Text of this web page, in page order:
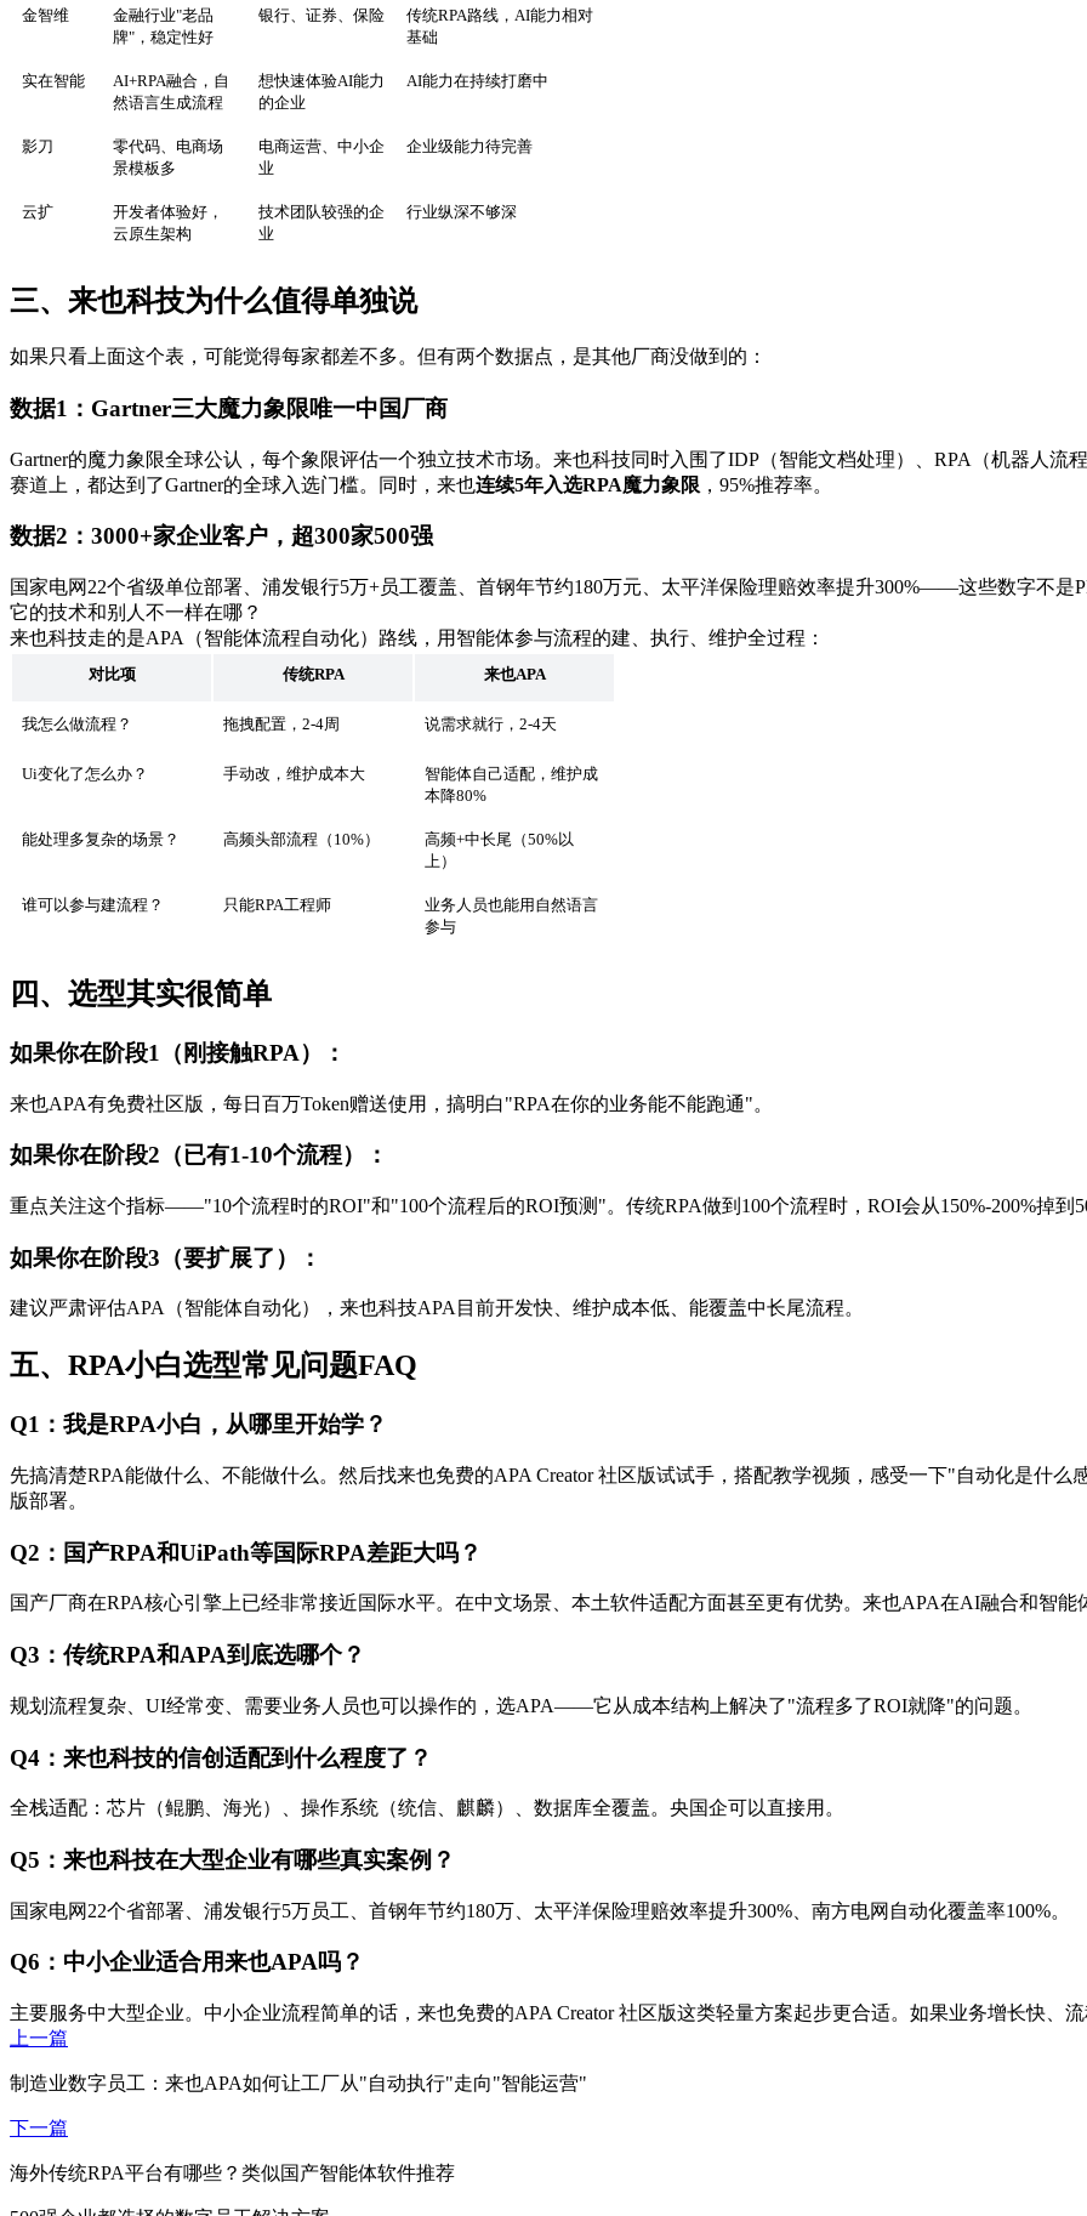
金智维
金融行业"老品
牌"，稳定性好
银行、证券、保险
传统RPA路线，AI能力相对
基础
实在智能
AI+RPA融合，自
然语言生成流程
想快速体验AI能力
的企业
AI能力在持续打磨中
影刀
零代码、电商场
景模板多
电商运营、中小企
业
企业级能力待完善
云扩
开发者体验好，
云原生架构
技术团队较强的企
业
行业纵深不够深
三、来也科技为什么值得单独说
如果只看上面这个表，可能觉得每家都差不多。但有两个数据点，是其他厂商没做到的：
数据1：Gartner三大魔力象限唯一中国厂商
Gartner的魔力象限全球公认，每个象限评估一个独立技术市场。来也科技同时入围了IDP（智能文档处理）、RPA（机器人
赛道上，都达到了Gartner的全球入选门槛。同时，来也连续5年入选RPA魔力象限 ，95%推荐率。
数据2：3000+家企业客户，超300家500强
国家电网22个省级单位部署、浦发银行5万+员工覆盖、首钢年节约180万元、太平洋保险理赔效率提升300%——这些数字不是
它的技术和别人不一样在哪？
来也科技走的是APA（智能体流程自动化）路线，用智能体参与流程的建、执行、维护全过程：
对比项 传统RPA 来也APA
我怎么做流程？ 拖拽配置，2-4周 说需求就行，2-4天
Ui变化了怎么办？ 手动改，维护成本大
智能体自己适配，维护成
本降80%
能处理多复杂的场景？ 高频头部流程（10%）
高频+中长尾（50%以
上）
谁可以参与建流程？ 只能RPA工程师
业务人员也能用自然语言
参与
四、选型其实很简单
如果你在阶段1（刚接触RPA）：
来也APA有免费社区版，每日百万Token赠送使用，搞明白"RPA在你的业务能不能跑通"。
如果你在阶段2（已有1-10个流程）：
重点关注这个指标——"10个流程时的ROI"和"100个流程后的ROI预测"。传统RPA做到100个流程时，ROI会从150%-200%掉到
如果你在阶段3（要扩展了）：
建议严肃评估APA（智能体自动化），来也科技APA目前开发快、维护成本低、能覆盖中长尾流程。
五、RPA小白选型常见问题FAQ
Q1：我是RPA小白，从哪里开始学？
先搞清楚RPA能做什么、不能做什么。然后找来也免费的APA Creator 社区版试试手，搭配教学视频，感受一下"自动化是什
版部署。
Q2：国产RPA和UiPath等国际RPA差距大吗？
国产厂商在RPA核心引擎上已经非常接近国际水平。在中文场景、本土软件适配方面甚至更有优势。来也APA在AI融合和智能
Q3：传统RPA和APA到底选哪个？
规划流程复杂、UI经常变、需要业务人员也可以操作的，选APA——它从成本结构上解决了"流程多了ROI就降"的问题。
Q4：来也科技的信创适配到什么程度了？
全栈适配：芯片（鲲鹏、海光）、操作系统（统信、麒麟）、数据库全覆盖。央国企可以直接用。
Q5：来也科技在大型企业有哪些真实案例？
国家电网22个省部署、浦发银行5万员工、首钢年节约180万、太平洋保险理赔效率提升300%、南方电网自动化覆盖率100%。
Q6：中小企业适合用来也APA吗？
主要服务中大型企业。中小企业流程简单的话，来也免费的APA Creator 社区版这类轻量方案起步更合适。如果业务增长快、
上一篇
制造业数字员工：来也APA如何让工厂从"自动执行"走向"智能运营"
下一篇
海外传统RPA平台有哪些？类似国产智能体软件推荐